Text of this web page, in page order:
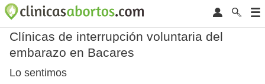
Clínicas de interrupción voluntaria del
embarazo en Bacares
Lo sentimos